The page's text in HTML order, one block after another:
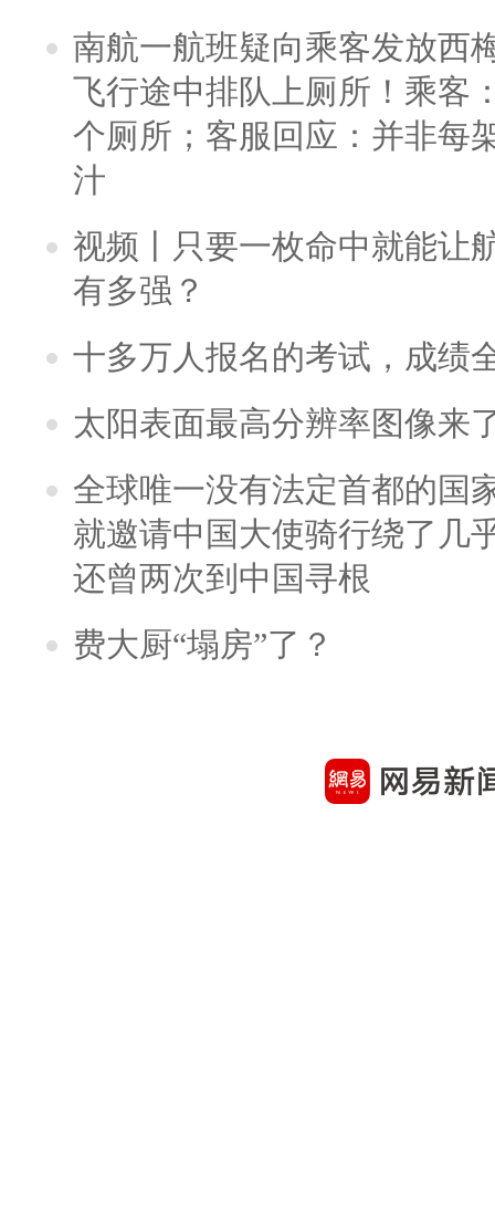
南航一航班疑向乘客发放西
飞行途中排队上厕所！乘客
个厕所；客服回应：并非每
汁
视频丨只要一枚命中就能让
有多强？
十多万人报名的考试，成绩
太阳表面最高分辨率图像来
全球唯一没有法定首都的国
就邀请中国大使骑行绕了几
还曾两次到中国寻根
费大厨“塌房”了？